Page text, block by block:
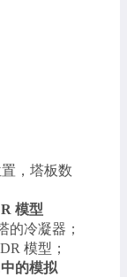
，塔板数
模型
的冷凝器；
模型；
的模拟